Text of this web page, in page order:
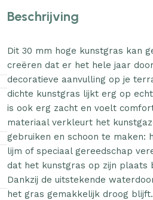
Beschrijving
Dit 30 mm hoge kunstgras kan
creëren dat er het hele jaar
decoratieve aanvulling op je
dichte kunstgras lijkt erg op
is ook erg zacht en voelt
materiaal verkleurt het
gebruiken en schoon te maken:
lijm of speciaal gereedschap
dat het kunstgras op zijn plaats
Dankzij de uitstekende
het gras gemakkelijk droog